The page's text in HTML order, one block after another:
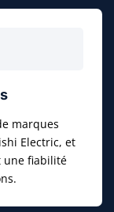
marques
Electric, et
une fiabilité